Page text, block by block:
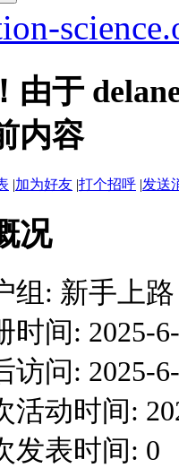
由于
内容
|加为好友 |打个招呼 |发送
况
组: 新手上路
时间: 2025-
访问: 2025-
活动时间:
发表时间: 0